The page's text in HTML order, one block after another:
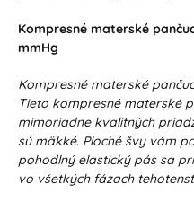
Kompresné materské
mmHg
Kompresné materské
Tieto kompresné materské
mimoriadne kvalitných
sú mäkké. Ploché švy vám
pohodlný elastický pás sa
vo všetkých fázach